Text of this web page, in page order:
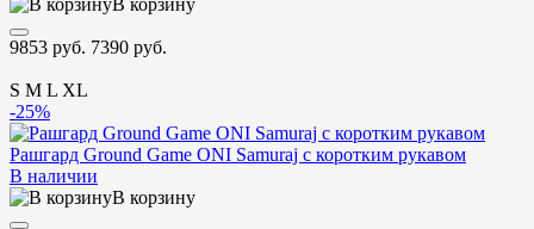
В корзину
9853 руб. 7390 руб.
S M L XL
-25%
Рашгард Ground Game ONI Samuraj с коротким рукавом
В наличии
В корзину